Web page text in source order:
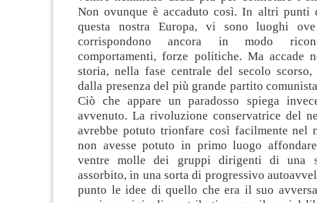
Non ovunque è accaduto così. In altri punti
questa nostra Europa, vi sono luoghi
corrispondono ancora in modo
comportamenti, forze politiche. Ma accade
storia, nella fase centrale del secolo scorso,
dalla presenza del più grande partito
Ciò che appare un paradosso spiega
avvenuto. La rivoluzione conservatrice del
avrebbe potuto trionfare così facilmente nel
non avesse potuto in primo luogo
ventre molle dei gruppi dirigenti di una
assorbito, in una sorta di progressivo
punto le idee di quello che era il suo